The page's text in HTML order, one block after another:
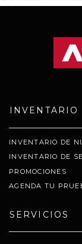
INVENTARIO
INVENTARIO DE
INVENTARIO DE
PROMOCIONES
AGENDA TU
SERVICIOS